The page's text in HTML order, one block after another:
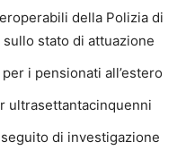
della Polizia di
stato di attuazione
i pensionati all’estero
ultrasettantacinquenni
di investigazione